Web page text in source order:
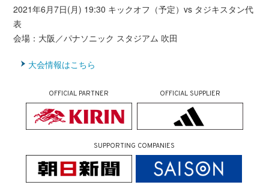
2021年6月7日(月) 19:30 キックオフ（予定）vs タジキスタン代
表
会場：大阪／パナソニック スタジアム 吹田
大会情報はこちら
OFFICIAL PARTNER OFFICIAL SUPPLIER
SUPPORTING COMPANIES